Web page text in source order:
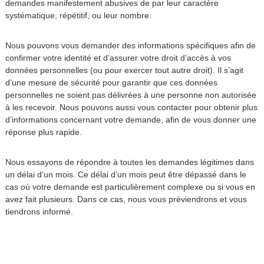
demandes manifestement abusives de par leur caractère
systématique, répétitif, ou leur nombre.
Nous pouvons vous demander des informations spécifiques afin de
confirmer votre identité et d’assurer votre droit d’accès à vos
données personnelles (ou pour exercer tout autre droit). Il s’agit
d’une mesure de sécurité pour garantir que ces données
personnelles ne soient pas délivrées à une personne non autorisée
à les recevoir. Nous pouvons aussi vous contacter pour obtenir plus
d’informations concernant votre demande, afin de vous donner une
réponse plus rapide.
Nous essayons de répondre à toutes les demandes légitimes dans
un délai d’un mois. Ce délai d’un mois peut être dépassé dans le
cas où votre demande est particulièrement complexe ou si vous en
avez fait plusieurs. Dans ce cas, nous vous préviendrons et vous
tiendrons informé.